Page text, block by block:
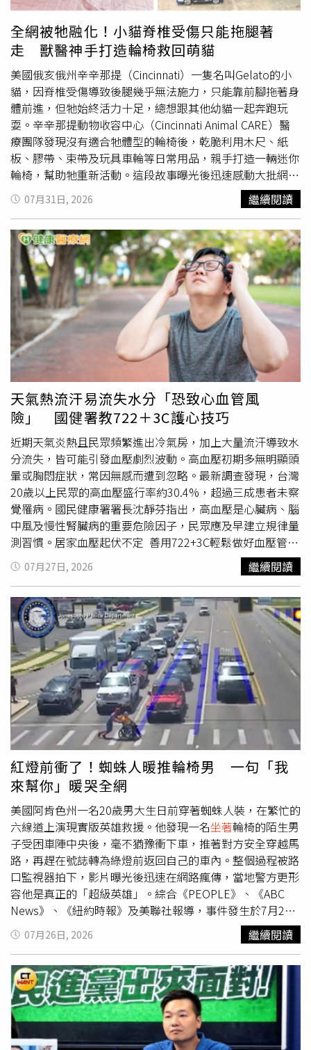
全網被牠融化！小貓脊椎受傷只能拖腿著
走 獸醫神手打造輪椅救回萌貓
美國俄亥俄州辛辛那提（Cincinnati）一隻名叫Gelato的小
貓，因脊椎受傷導致後腿幾乎無法施力，只能靠前腳拖著身
體前進，但牠始終活力十足，總想跟其他幼貓一起奔跑玩
耍。辛辛那提動物收容中心（Cincinnati Animal CARE）醫
療團隊發現沒有適合牠體型的輪椅後，乾脆利用木尺、紙
板、膠帶、束帶及玩具車輪等日常用品，親手打造一輛迷你
輪椅，幫助牠重新活動。這段故事曝光後迅速感動大批網
友，在各界協助下，Gelato如今又擁有專屬3D列印輪椅，
復健進展也持續傳出好消息。 在 Instagram 查看這則貼文
從 Instagram 分享的貼文 Gelato約一個月前與另外4隻幼貓
一起被民眾發現在路邊貓食附近徘徊，隨後被送往辛辛那提
動物收容中心安置。工作人員很快便發現，牠與其他幼貓不
同，雖然前腳活動正常，後腿卻一路拖在地上，幾乎無法支
撐身體，因此安排進一步檢查。獸醫診斷確認，Gelato曾受
到脊椎傷害，導致後肢無法正常行走，但仍保有知覺與部分
肌肉反應，後腿偶爾仍能活動，排尿、排便功能也維持正
常。由於牠年紀還小，神經及肌肉仍具有恢復潛力，醫療團
隊認為只要持續復健，仍有機會重新站起來。目前擔任
Gelato中途照顧者的獸醫助理主管史密斯（Mallory
Smith）表示，Gelato最大的特色就是從未因傷勢失去對世
界的好奇心，每天都想四處探索、追逐玩耍，但身體卻無法
配合。她原本想替牠裝設輪椅，卻發現收容中心現有的輔具
沒有任何一款適合這隻體型嬌小的小貓，只好決定自己動手
設計。史密斯與醫療團隊利用紙板、木尺、膠帶、束帶以及
玩具車Hot Wheels車輪等材料，組裝出一輛專屬迷你輪
椅，希望讓Gelato重新獲得自主活動能力，而不是只能趴在
地上等待照顧。她表示，看見Gelato終於能靠著輪椅自由移
動、主動探索環境，甚至開始和其他幼貓一起玩耍，是團隊
最大的成就感。這套看似簡單的DIY輪椅效果遠超乎預期。
Gelato戴上輪椅後活動力明顯增加，後腿肌力也逐漸恢復。
如今即使暫時離開輪椅，牠也已能靠自己的力量站立幾秒
鐘，只是還無法順利跨步或奔跑，因此仍須持續接受復健。
史密斯表示，收容中心醫療團隊一直以來都會依照受傷動物
的不同需求，自行設計各種醫療或復健輔具，只要能幫助牠
們恢復生活能力，再困難也願意嘗試。收容中心社區參與資
深經理科琳娜（Lisa Colina）也指出，收容所醫療工作往往
必須善用有限資源，不斷發揮創意、勇於動手實作，才能替
每一隻受傷動物找到最適合的治療方式。Gelato坐著
椅努力行走的照片與影片分享到社群平台後，很快便吸引數
以萬計網友關注，不少人被牠努力不放棄的模樣深深打動。
史密斯坦言，原本只是想分享一段復健歷程，沒想到引起如
此大的迴響，更重要的是，這波關注也讓更多人看見身心障
礙或特殊需求動物同樣值得被疼愛、被認養，未來等Gelato
開放認養時，相信會有許多人願意給牠一個溫暖的家。在故
事爆紅後，一名與史密斯熟識的工程師主動伸出援手，利用
3D列印技術替Gelato打造全新輪椅。新版輪椅約花費兩個
小時完成，不僅結構更加穩固，也能依照Gelato成長調整尺
寸，比起最初的DIY版本更加耐用，更適合長時間復健使
用。目前Gelato仍由史密斯擔任中途照顧，持續接受復健訓
練。她表示，Gelato恢復速度令人驚喜，若一切順利，再過
幾週便有望開放認養，甚至未來可能完全不需要輪椅，就能
重新靠自己的力量自由奔跑。史密斯感性表示，每一次照顧
受傷、生病的動物，看著牠們從虛弱無助到逐漸康復，再重
新獲得被認養的機會，都是支撐收容所人員持續努力的重要
動力。雖然收容工作充滿挑戰，無論身體或情感都承受不小
壓力，但每一段成功救援的故事，以及人與動物彼此付出的
愛，都讓他們相信所有努力都值得。此外，辛辛那提動物收
容中心適逢成立六週年，也同步推出認養優惠活動，即日起
至下週三，成犬與成貓認養費一律只要6美元（約新台幣
07月31日, 2026 繼續閱讀
天氣熱流汗易流失水分「恐致心血管風
險」 國健署教722＋3C護心技巧
近期天氣炎熱且民眾頻繁進出冷氣房，加上大量流汗導致水
分流失，皆可能引發血壓劇烈波動。高血壓初期多無明顯頭
暈或胸悶症狀，常因無感而遭到忽略。最新調查發現，台灣
20歲以上民眾的高血壓盛行率約30.4%，超過三成患者未察
覺罹病。國民健康署署長沈靜芬指出，高血壓是心臟病、腦
中風及慢性腎臟病的重要危險因子，民眾應及早建立規律量
測習慣。居家血壓起伏不定 善用722+3C輕鬆做好血壓管理
沈靜芬署長提醒，民眾不應等到身體不適才進行量測，平時
即可運用722原則來掌握數值變化。除了養成量測習慣，也
能將3C原則融入日常生活中，協助維持血壓穩定。722原
則：連續七天量測、每天早晚各量兩次、每次量兩遍取平均
值。Check（定期量測）：18歲以上每年進行一次722，若
未達7日亦可隨手記錄。Change（改變習慣）：減少油鹽攝
取、多吃蔬果、維持運動與健康體重並拒絕菸酒。
Control（控制血壓）：經診斷需用藥者須遵從醫囑，切勿
因血壓暫時下降而自行停藥。缺乏居家血壓計 該如何就近
尋求資源協助？針對家中無血壓計的民眾，國民健康署持續
結合社區藥局、超商、金融機構及社區據點推動安心血壓
站，提升就近量測便利性。民眾可透過專屬網站查詢鄰近據
點。若發現血壓數值持續偏高、波動明顯，或伴隨頭暈、胸
悶、呼吸喘與視力模糊等不適症狀，應盡速就醫由醫師進行
臨床評估與處置。避免數值失準 日常量測需掌握這些關鍵
技巧確保血壓數值準確是落實健康管理的首要步驟。沈靜芬
署長說明，日常量測需嚴格掌握三大關鍵技巧：先休息：量
測前先安靜坐著休息五分鐘。不刺激：避免於運動後、飲用
咖啡與濃茶、抽菸或情緒激動後立即量測。擺對姿勢：輕鬆
坐好且雙腳平放，量測手臂需與心臟保持同等高度。沈靜芬
署長再次提醒，夏季除了預防中暑與定時補充水分，務必將
血壓監測視為日常照護的一環。若出現不明原因的不適感，
切勿輕忽潛在風險，應盡速就醫檢查，避免延誤心血管疾病
的黃金治療時機。【延伸閱讀】高血壓吃藥就得一輩子？醫
授722法及降壓生活解方30至39歲每7人有1人血壓超標 醫
推「722原則」監測幫助察覺
https://www.healthnews.com.tw/readnews.php?
id=69197
07月27日, 2026 繼續閱讀
紅燈前衝了！蜘蛛人暖推輪椅男 一句「我
來幫你」暖哭全網
美國阿肯色州一名20歲男大生日前穿著蜘蛛人裝，在繁忙的
六線道上演現實版英雄救援。他發現一名坐著輪椅的陌生男
子受困車陣中央後，毫不猶豫衝下車，推著對方安全穿越馬
路，再趕在號誌轉為綠燈前返回自己的車內。整個過程被路
口監視器拍下，影片曝光後迅速在網路瘋傳，當地警方更形
容他是真正的「超級英雄」。綜合《PEOPLE》、《ABC
News》、《紐約時報》及美聯社報導，事件發生於7月21
日，美國阿肯色州瓊斯伯勒（Jonesboro）。當地警察局公
開的路口監視器畫面顯示，一名輪椅使用者趁紅燈通過一處
六線道主要幹道，但由於行動不便，才走到第二線車道時，
號誌時間已所剩無幾。就在此時，一輛停等紅燈的紅色吉普
車突然打開車門，一名身穿蜘蛛人服裝的年輕男子飛奔而
出，快步來到輪椅男子身旁，雙手握住輪椅把手，一路將對
方推向對街，並趕在綠燈亮起、車流恢復通行前跳回自己的
車內，整個過程僅短短幾秒鐘，卻讓不少目擊民眾和網友直
07月26日, 2026 繼續閱讀